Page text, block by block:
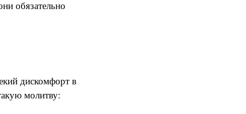
обязательно
дискомфорт в
молитву: